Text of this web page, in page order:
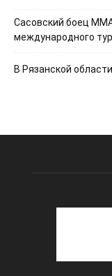
Сасовский боец
международного
В Рязанской